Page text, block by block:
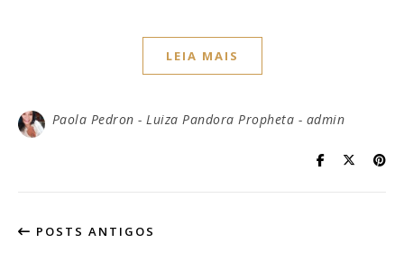
LEIA MAIS
Paola Pedron - Luiza Pandora Propheta - admin
POSTS ANTIGOS